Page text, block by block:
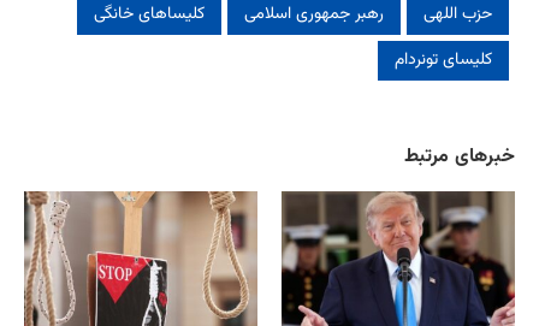
حزب اللهی رهبر جمهوری اسلامی
کلیساهای خانگی
کلیسای تونردام
خبرهای مرتبط